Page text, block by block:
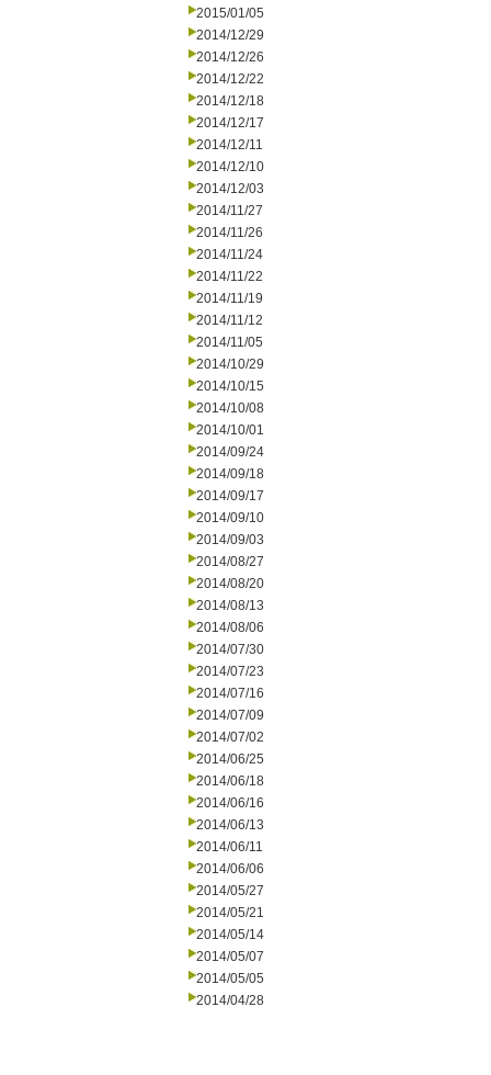
2015/01/05
2014/12/29
2014/12/26
2014/12/22
2014/12/18
2014/12/17
2014/12/11
2014/12/10
2014/12/03
2014/11/27
2014/11/26
2014/11/24
2014/11/22
2014/11/19
2014/11/12
2014/11/05
2014/10/29
2014/10/15
2014/10/08
2014/10/01
2014/09/24
2014/09/18
2014/09/17
2014/09/10
2014/09/03
2014/08/27
2014/08/20
2014/08/13
2014/08/06
2014/07/30
2014/07/23
2014/07/16
2014/07/09
2014/07/02
2014/06/25
2014/06/18
2014/06/16
2014/06/13
2014/06/11
2014/06/06
2014/05/27
2014/05/21
2014/05/14
2014/05/07
2014/05/05
2014/04/28